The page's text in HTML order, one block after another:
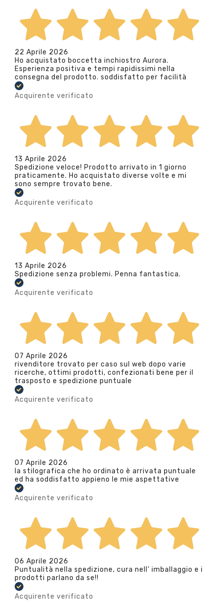
22 Aprile 2026
Ho acquistato boccetta inchiostro Aurora.
Esperienza positiva e tempi rapidissimi nella
consegna del prodotto. soddisfatto per facilità
Acquirente verificato
13 Aprile 2026
Spedizione veloce! Prodotto arrivato in 1 giorno
praticamente. Ho acquistato diverse volte e mi
sono sempre trovato bene.
Acquirente verificato
13 Aprile 2026
Spedizione senza problemi. Penna fantastica.
Acquirente verificato
07 Aprile 2026
rivenditore trovato per caso sul web dopo varie
ricerche, ottimi prodotti, confezionati bene per il
trasposto e spedizione puntuale
Acquirente verificato
07 Aprile 2026
la stilografica che ho ordinato è arrivata puntuale
ed ha soddisfatto appieno le mie aspettative
Acquirente verificato
06 Aprile 2026
Puntualità nella spedizione, cura nell’ imballaggio e i
prodotti parlano da se!!
Acquirente verificato